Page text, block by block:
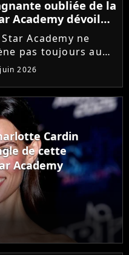
oubliée de la
Academy dévoile
du décor du
Star Academy ne
pas toujours au
Après l'échec de
premier album,
Jo, gagnante de
Academy 2022, a
de portes
fermer. Sur
elle...
2026
Cardin
de cette
Academy